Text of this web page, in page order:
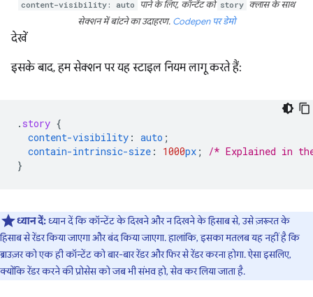
content-visibility: auto पाने के लिए, कॉन्टेंट को story क्लास के साथ
सेक्शन में बांटने का उदाहरण. Codepen पर डेमो
देखें
इसके बाद, हम सेक्शन पर यह स्टाइल नियम लागू करते हैं:
. story {
content-visibility : auto ;
contain-intrinsic-size : 1000px ;
/* Explained in
}
ध्यान दें:ध्यान दें कि कॉन्टेंट के दिखने और न दिखने के हिसाब से, उसे ज़रूरत के
हिसाब से रेंडर किया जाएगा और बंद किया जाएगा. हालांकि, इसका मतलब यह नहीं है कि
ब्राउज़र को एक ही कॉन्टेंट को बार-बार रेंडर और फिर से रेंडर करना होगा. ऐसा इसलिए,
क्योंकि रेंडर करने की प्रोसेस को जब भी संभव हो, सेव कर लिया जाता है.